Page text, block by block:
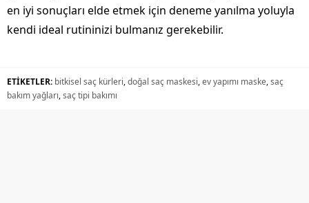
en iyi sonuçları elde etmek için deneme yanılma yoluyla
kendi ideal rutininizi bulmanız gerekebilir.
ETİKETLER: bitkisel saç kürleri,doğal saç maskesi,ev yapımı maske,saç
bakım yağları,saç tipi bakımı